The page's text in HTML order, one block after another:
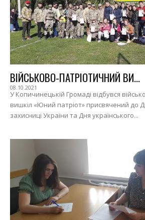
ВІЙСЬКОВО-ПАТРІОТИЧНИЙ ВИ...
08.10.2021
У Копичинецькій Громаді відбувся
вишкіл «Юний патріот» присвячений до
захисниці України та Дня українського...